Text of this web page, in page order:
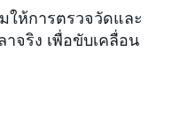
ห้การตรวจวัดและ
จริง เพื่อขับเคลื่อน